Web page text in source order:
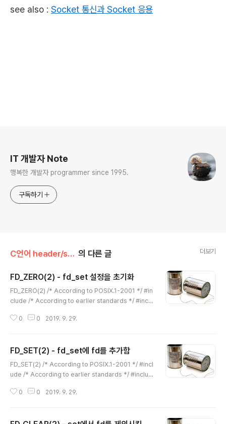
see also : Socket 통신과 Socket 응용
IT 개발자 Note
행복한 개발자 programmer since 1995.
구독하기
C언어 header/sys | select.h 의 다른 글 더보기
FD_ZERO(2) - fd_set 설정을 초기화
FD_ZERO(2) /* According to POSIX.1-2001 */ #in
clude /* According to earlier standards */ #inclu
t); fd_set은 여러개의 fd(file descriptor)를 select(2)
지 여부를 기록하는 구조체입니다. FD_ZERO(2)는 fd_s
et에 설정된 모든 fd를 지우고 초기화합니다. 일반적으로
메모리를 초기화할 때에 memset(3)함수로 초기화하는
터 set ..
0 0 2019. 9. 29.
FD_SET(2) - fd_set에 fd를 추가함
FD_SET(2) /* According to POSIX.1-2001 */ #incl
ude /* According to earlier standards */ #includ
set); fd_set은 여러개의 fd(file descriptor)를 select
0 0 2019. 9. 29.